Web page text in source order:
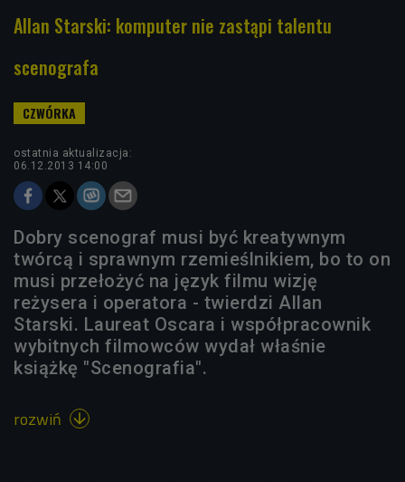
Allan Starski: komputer nie zastąpi talentu
scenografa
ostatnia aktualizacja:
06.12.2013 14:00
Dobry scenograf musi być kreatywnym
twórcą i sprawnym rzemieślnikiem, bo to on
musi przełożyć na język filmu wizję
reżysera i operatora - twierdzi Allan
Starski. Laureat Oscara i współpracownik
wybitnych filmowców wydał właśnie
książkę "Scenografia".
rozwiń 